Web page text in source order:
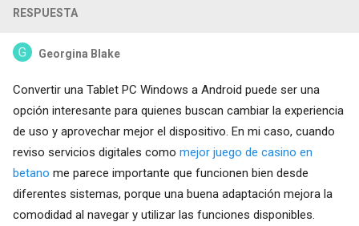
RESPUESTA
Georgina Blake
Convertir una Tablet PC Windows a Android puede ser una
opción interesante para quienes buscan cambiar la experiencia
de uso y aprovechar mejor el dispositivo. En mi caso, cuando
reviso servicios digitales como mejor juego de casino en
betano me parece importante que funcionen bien desde
diferentes sistemas, porque una buena adaptación mejora la
comodidad al navegar y utilizar las funciones disponibles.